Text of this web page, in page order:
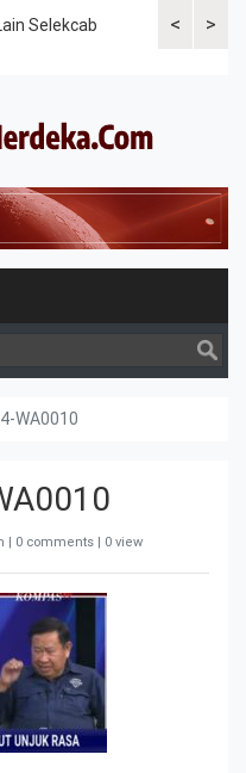
<
Selekcab
>
WA0010
| 0 comments | 0 view